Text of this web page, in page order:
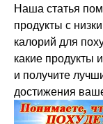
Наша статья
продукты с
калорий для
какие продукты
и получите
достижения